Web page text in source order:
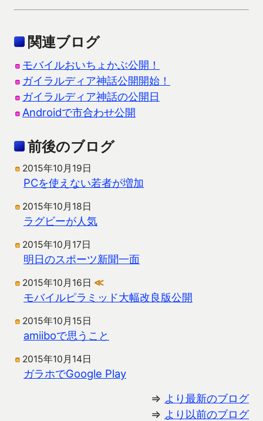
関連ブログ
モバイルおいちょかぶ公開！
ガイラルディア神話公開開始！
ガイラルディア神話の公開日
Androidで市合わせ公開
前後のブログ
2015年10月19日
PCを使えない若者が増加
2015年10月18日
ラグビーが人気
2015年10月17日
明日のスポーツ新聞一面
2015年10月16日 ≪
モバイルピラミッド大幅改良版公開
2015年10月15日
amiiboで思うこと
2015年10月14日
ガラホでGoogle Play
⇒ より最新のブログ
⇒ より以前のブログ